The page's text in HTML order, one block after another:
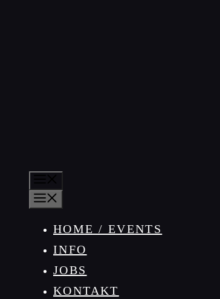
HOME / EVENTS
INFO
JOBS
KONTAKT